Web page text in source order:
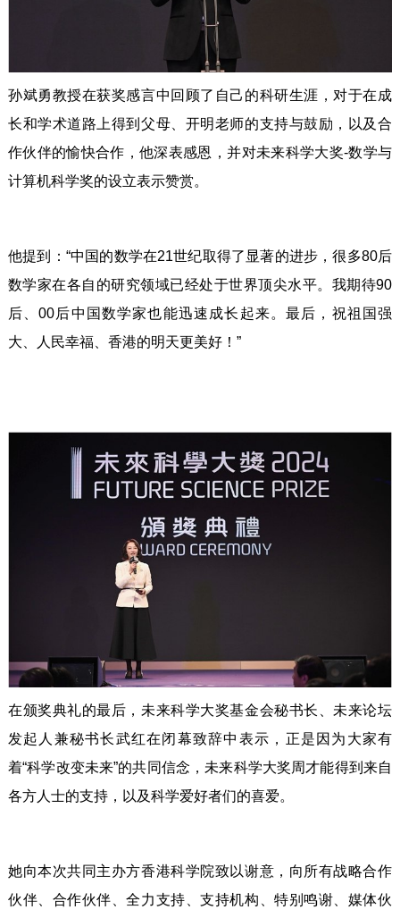
孙斌勇教授在获奖感言中回顾了自己的科研生涯，对于在成
长和学术道路上得到父母、开明老师的支持与鼓励，以及合
作伙伴的愉快合作，他深表感恩，并对未来科学大奖-数学与
计算机科学奖的设立表示赞赏。
他提到：“中国的数学在21世纪取得了显著的进步，很多80后
数学家在各自的研究领域已经处于世界顶尖水平。我期待90
后、00后中国数学家也能迅速成长起来。最后，祝祖国强
大、人民幸福、香港的明天更美好！”
在颁奖典礼的最后，未来科学大奖基金会秘书长、未来论坛
发起人兼秘书长武红在闭幕致辞中表示，正是因为大家有
着“科学改变未来”的共同信念，未来科学大奖周才能得到来自
各方人士的支持，以及科学爱好者们的喜爱。
她向本次共同主办方香港科学院致以谢意，向所有战略合作
伙伴、合作伙伴、全力支持、支持机构、特别鸣谢、媒体伙